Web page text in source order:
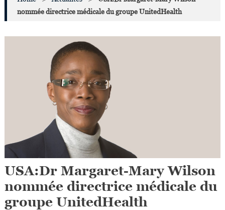
nommée directrice médicale du groupe UnitedHealth
USA:Dr Margaret-Mary Wilson
nommée directrice médicale du
groupe UnitedHealth